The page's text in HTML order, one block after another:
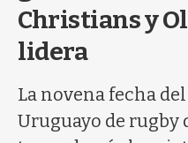
Christians y
lidera
La novena fecha
Uruguayo de rugby